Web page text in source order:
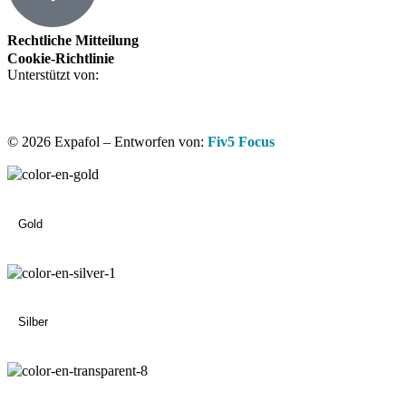
Rechtliche Mitteilung
Cookie-Richtlinie
Unterstützt von:
© 2026 Expafol – Entworfen von: Fiv5 Focus
Gold
Silber